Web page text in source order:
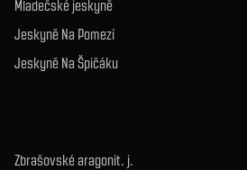
Mladečské jeskyně
Jeskyně Na Pomezí
Jeskyně Na Špičáku
Zbrašovské aragonit. j.